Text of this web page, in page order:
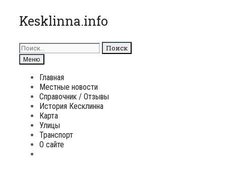
Перейти
к
Kesklinna.info
Поиск
для:
Поиск
Меню
Главная
Местные новости
Справочник / Отзывы
История Кесклинна
Карта
Улицы
Транспорт
О сайте